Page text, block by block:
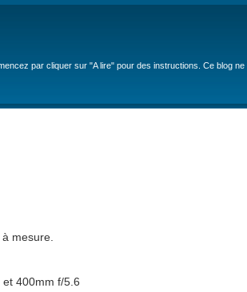
par cliquer sur "A lire" pour des instructions. Ce blog
mesure.
et 400mm f/5.6